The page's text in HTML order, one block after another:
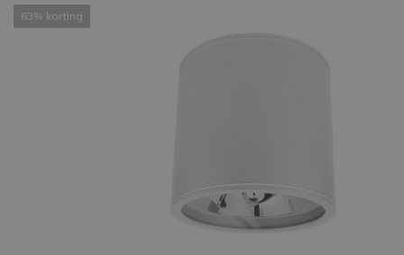
63% korting